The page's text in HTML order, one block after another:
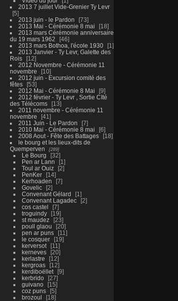
2013 7 juillet Vide-Grenier Ty Levr
5
2013 juin - le Pardon
73
2013 Mai - Cérémonie 8 mai
18
2013 mars Cérémonie anniversaire
du 19 mars 1962
46
2013 mars Bothoa, l'école 1930
1
2013 Janvier - Ty Levr, Galette des
Rois
12
2012 Novembre - Cérémonie 11
novembre
10
2012 juin - Excursion comité des
fêtes
53
2012 Mai - Cérémonie 8 Mai
9
2012 février - Ty Levr , Sortie CIté
des Télécoms
13
2011 novembre - Cérémonie 11
novembre
41
2011 Juin - Le Pardon
7
2010 Mai - Cérémonie 8 mai
6
2008 Aout - Fête des Battages
18
le bourg et les lieux-dits de
Quemperven
289
Le Bourg
32
Pen ar Lann
1
Toul ar Ouiz
2
PenKer
14
Kerhoaden
7
Govelic
2
Convenant Gélard
1
Convenant Lagadec
2
cos castel
7
troguindy
19
st maudez
23
poull glaou
20
pen ar puns
11
le cosquer
19
kerversot
11
kerneves
20
kerlastre
12
kergroas
12
kerdiboëllet
9
kerbrido
27
guivano
15
coz puns
5
brozoul
18